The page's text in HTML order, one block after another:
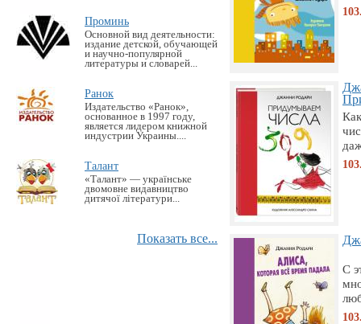
Проминь
Основной вид деятельности:
издание детской, обучающей
и научно-популярной
литературы и словарей...
Ранок
Издательство «Ранок»,
основанное в 1997 году,
является лидером книжной
индустрии Украины....
Талант
«Талант» — українське
двомовне видавництво
дитячої літератури...
Показать все...
С